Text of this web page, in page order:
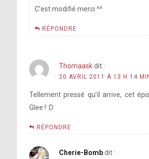
C’est modifié merci ^^
RÉPONDRE
Thomaask dit :
20 AVRIL 2011 À 13 H 14
Tellement pressé qu’il arrive, cet
Glee ! :D
RÉPONDRE
Cherie-Bomb dit :